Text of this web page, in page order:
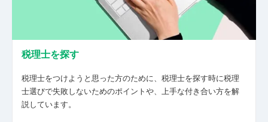
税理士を探す
税理士をつけようと思った方のために、税理士を探す時に税理
士選びで失敗しないためのポイントや、上手な付き合い方を解
説しています。